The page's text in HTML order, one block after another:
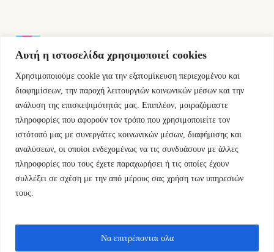
Αυτή η ιστοσελίδα χρησιμοποιεί cookies
Χρησιμοποιούμε cookie για την εξατομίκευση περιεχομένου και
διαφημίσεων, την παροχή λειτουργιών κοινωνικών μέσων και την
ανάλυση της επισκεψιμότητάς μας. Επιπλέον, μοιραζόμαστε
πληροφορίες που αφορούν τον τρόπο που χρησιμοποιείτε τον
ιστότοπό μας με συνεργάτες κοινωνικών μέσων, διαφήμισης και
αναλύσεων, οι οποίοι ενδεχομένως να τις συνδυάσουν με άλλες
πληροφορίες που τους έχετε παραχωρήσει ή τις οποίες έχουν
συλλέξει σε σχέση με την από μέρους σας χρήση των υπηρεσιών
τους.
Να επιτρέπονται ολα
Εμμ.Μπενάκη 76 10681 Αθήνα Ελλάδα.
+30.2110084023
info@kyfantabooks.gr
Βρείτε μας